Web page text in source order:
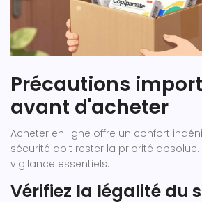
Précautions
avant d'acheter
Acheter en ligne offre un confort
sécurité doit rester la priorité
vigilance essentiels.
Vérifiez la légalité du